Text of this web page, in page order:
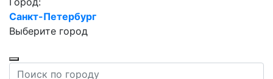
Санкт-Петербург
Выберите город